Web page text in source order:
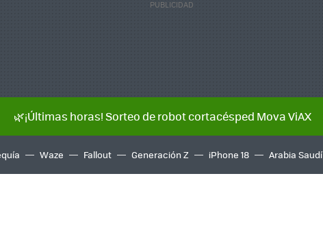
🌿¡Últimas horas! Sorteo de robot cortacésped Mova ViAX
Waze Fallout Generación Z iPhone 18 Arabia Saudí